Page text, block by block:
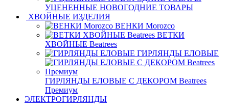
УЦЕНЕННЫЕ НОВОГОДНИЕ ТОВАРЫ
ХВОЙНЫЕ ИЗДЕЛИЯ
ВЕНКИ Morozco
ВЕТКИ
ХВОЙНЫЕ Beatrees
ГИРЛЯНДЫ ЕЛОВЫЕ
ГИРЛЯНДЫ ЕЛОВЫЕ С ДЕКОРОМ Beatrees
Премиум
ЭЛЕКТРОГИРЛЯНДЫ